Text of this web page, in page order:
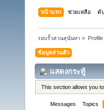
หน้าแรก ช่วยเหลือ ค้
รอบรั้วสวนสุนันทา »
ข้อมูลส่วนตัว
แสดงกระทู้
This section allows you
Messages Topics